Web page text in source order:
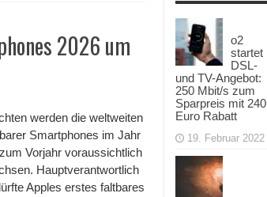
2026 um
werden die weltweiten
Smartphones im Jahr
Vorjahr voraussichtlich
Hauptverantwortlich
Apples erstes faltbares
o2
startet
DSL-
und TV-Angebot:
250 Mbit/s zum
Sparpreis mit 240
Euro Rabatt
19. Februar 2022